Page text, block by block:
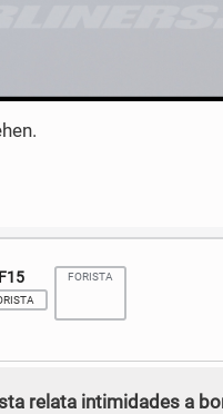
F15 FORISTA
relata intimidades a